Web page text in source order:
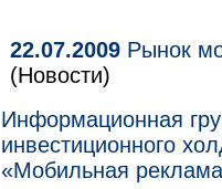
22.07.2009 Рынок
(Новости)
Информационная
инвестиционного
«Мобильная